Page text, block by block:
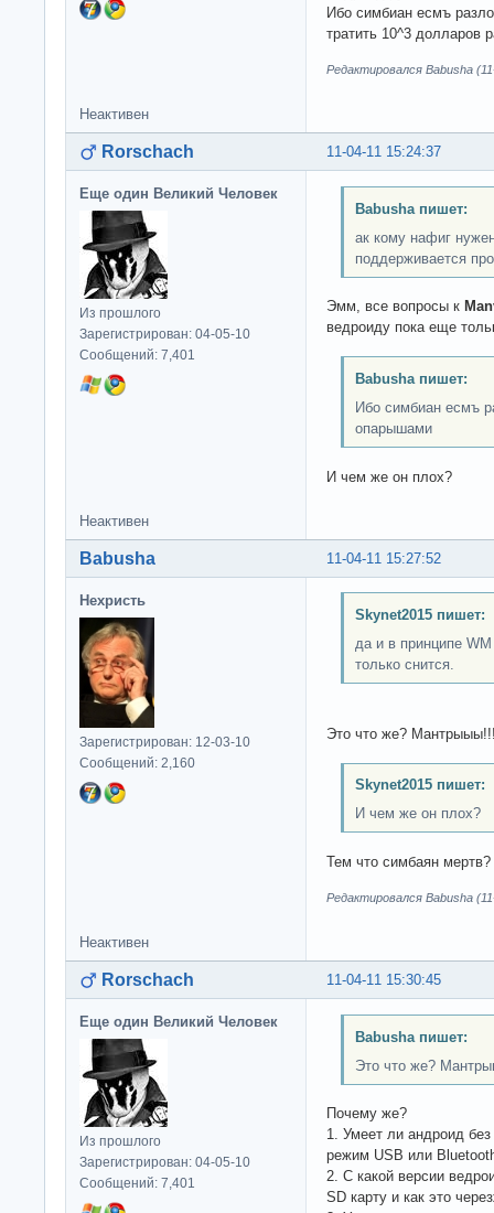
Ибо симбиан есмъ
тратить 10^3 долларов
Редактировался Babusha
Неактивен
11-04-11 15:24:37
Rorschach
Еще один Великий Человек
Из прошлого
Зарегистрирован: 04-05-10
Сообщений: 7,401
Babusha пишет:
ак кому нафиг
поддерживается
Эмм, все вопросы к
ведроиду пока еще
Babusha пишет:
Ибо симбиан есмъ
опарышами
И чем же он плох?
Неактивен
11-04-11 15:27:52
Babusha
Нехристь
Зарегистрирован: 12-03-10
Сообщений: 2,160
Skynet2015 пишет:
да и в принципе
только снится.
Это что же?
Skynet2015 пишет:
И чем же он плох?
Тем что симбаян мертв?
Редактировался Babusha
Неактивен
11-04-11 15:30:45
Rorschach
Еще один Великий Человек
Из прошлого
Зарегистрирован: 04-05-10
Сообщений: 7,401
Babusha пишет:
Это что же?
Почему же?
1. Умеет ли андроид
режим USB или
2. С какой версии
SD карту и как это